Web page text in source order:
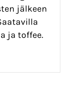
jälkeen
ja toffee.